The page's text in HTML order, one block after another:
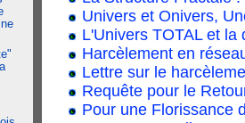
Univers et Onivers,
L'Univers TOTAL et la
Harcèlement en
Lettre sur le
Requête pour le
Pour une Florissance